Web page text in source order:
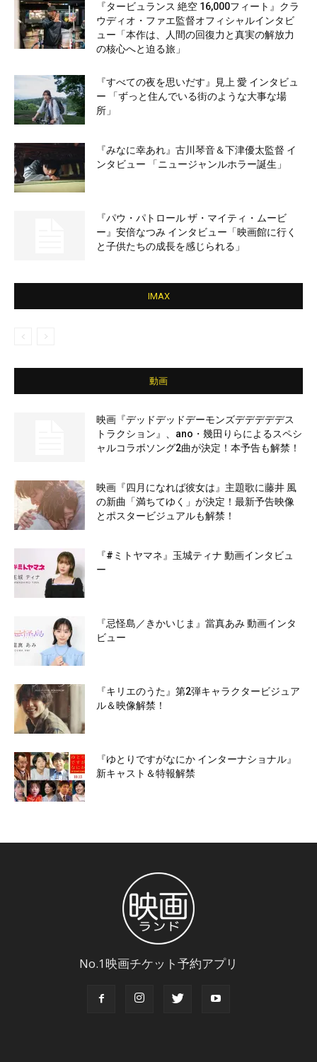
『タービュランス 絶空 16,000フィート』クラ
ウディオ・ファエ監督オフィシャルインタビ
ュー「本作は、人間の回復力と真実の解放力
の核心へと迫る旅」
『すべての夜を思いだす』見上 愛 インタビュ
ー 「ずっと住んでいる街のような大事な場
所」
『みなに幸あれ』古川琴音＆下津優太監督 イ
ンタビュー 「ニュージャンルホラー誕生」
『パウ・パトロール ザ・マイティ・ムービ
ー』安倍なつみ インタビュー「映画館に行く
と子供たちの成長を感じられる」
IMAX
動画
映画『デッドデッドデーモンズデデデデデス
トラクション』、ano・幾田りらによるスペシ
ャルコラボソング2曲が決定！本予告も解禁！
映画『四月になれば彼女は』主題歌に藤井 風
の新曲「満ちてゆく」が決定！最新予告映像
とポスタービジュアルも解禁！
『#ミトヤマネ』玉城ティナ 動画インタビュ
ー
『忌怪島／きかいじま』當真あみ 動画インタ
ビュー
『キリエのうた』第2弾キャラクタービジュア
ル＆映像解禁！
『ゆとりですがなにか インターナショナル』
新キャスト＆特報解禁
No.1映画チケット予約アプリ